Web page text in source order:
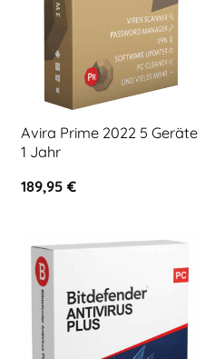
Avira Prime 2022 5 Geräte
1 Jahr
189,95 €